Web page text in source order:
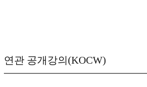
연관 공개강의(KOCW)